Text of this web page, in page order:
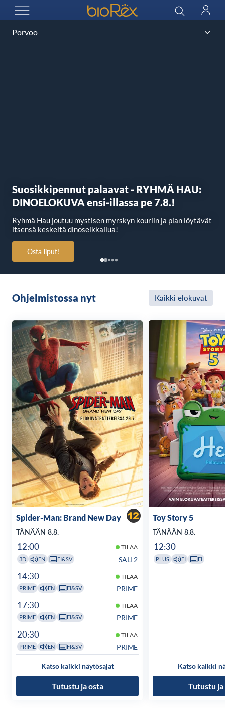
AVAA VALIKKO
BioRex Cinemas Haku
Suosikkipennut palaavat - RYHMÄ HAU:
DINOELOKUVA ensi-illassa pe 7.8.!
Ryhmä Hau joutuu mystisen myrskyn kouriin ja pian löytävät
itsensä keskeltä dinoseikkailua!
Osta liput!
Ohjelmistossa nyt Kaikki elokuvat
Spider-Man: Brand New Day
TÄNÄÄN 8.8.
12:00 TILAA
3D EN FI&SV SALI 2
14:30 TILAA
PRIME EN FI&SV PRIME
17:30 TILAA
PRIME EN FI&SV PRIME
20:30 TILAA
PRIME EN FI&SV PRIME
Katso kaikki näytösajat
Tutustu ja osta
Toy Story 5
TÄNÄÄN 8.8.
12:30
PLUS FI FI
Katso kaikki
Tutustu ja